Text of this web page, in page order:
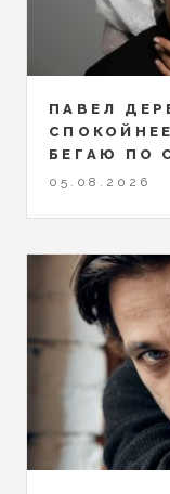
ПАВЕЛ
БЕГАЮ ПО
05.08.2026